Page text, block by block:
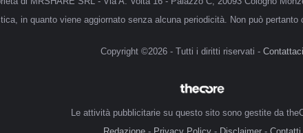
in quanto viene aggiornato senza alcuna periodicità. Non può
Copyright ©2026 - Tutti i diritti riservati - Contattaci
Le attività pubblicitarie su questo sito sono gestite da